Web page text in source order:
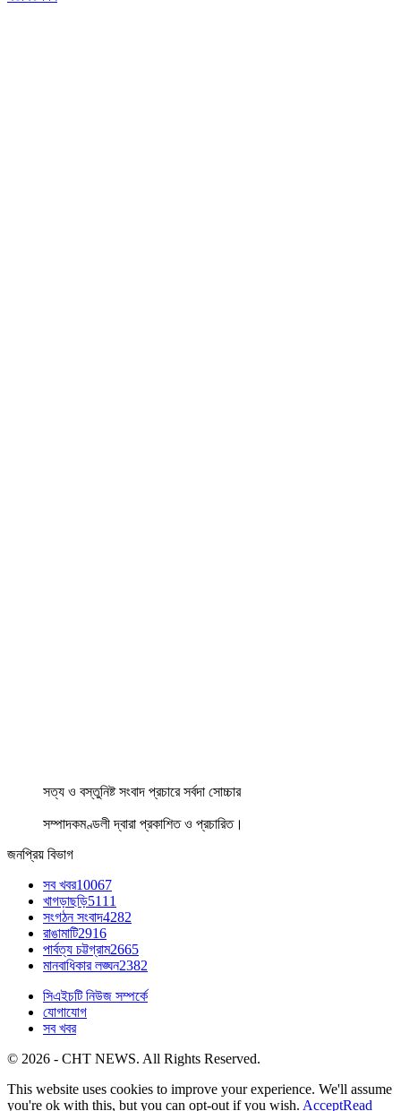
সত্য ও বস্তুনিষ্ট সংবাদ প্রচারে সর্বদা সোচ্চার
সম্পাদকমণ্ডলী দ্বারা প্রকাশিত ও প্রচারিত।
জনপ্রিয় বিভাগ
সব খবর10067
খাগড়াছড়ি5111
সংগঠন সংবাদ4282
রাঙামাটি2916
পার্বত্য চট্টগ্রাম2665
মানবাধিকার লঙ্ঘন2382
সিএইচটি নিউজ সম্পর্কে
যোগাযোগ
সব খবর
© 2026 - CHT NEWS. All Rights Reserved.
This website uses cookies to improve your experience. We'll assume
you're ok with this, but you can opt-out if you wish. AcceptRead